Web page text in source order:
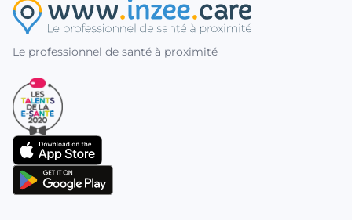
Le professionnel de santé à proximité